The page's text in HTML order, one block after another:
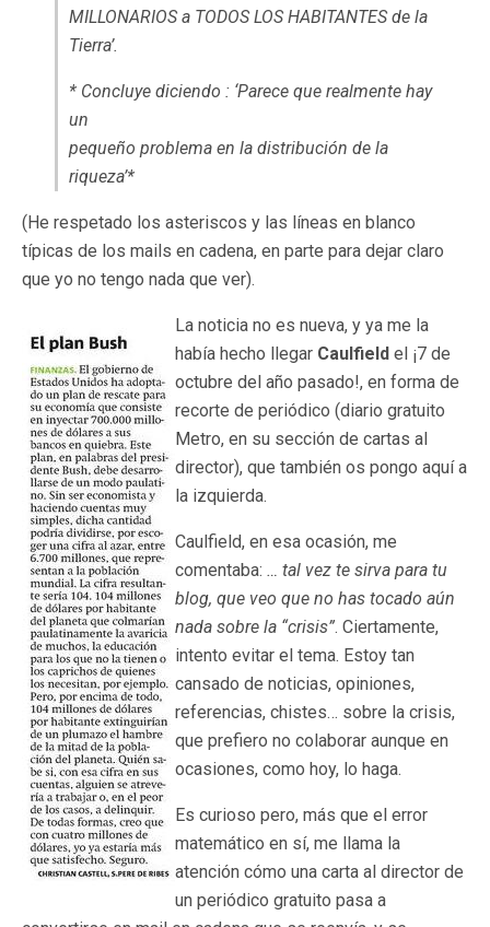
MILLONARIOS a TODOS LOS HABITANTES de la
Tierra’.
* Concluye diciendo : ‘Parece que realmente hay
un
pequeño problema en la distribución de la
riqueza’*
(He respetado los asteriscos y las líneas en blanco
típicas de los mails en cadena, en parte para dejar claro
que yo no tengo nada que ver).
La noticia no es nueva, y ya me la
había hecho llegar Caulfield el ¡7 de
octubre del año pasado!, en forma de
recorte de periódico (diario gratuito
Metro, en su sección de cartas al
director), que también os pongo aquí a
la izquierda.
Caulfield, en esa ocasión, me
comentaba: … tal vez te sirva para tu
blog, que veo que no has tocado aún
nada sobre la “crisis”. Ciertamente,
intento evitar el tema. Estoy tan
cansado de noticias, opiniones,
referencias, chistes… sobre la crisis,
que prefiero no colaborar aunque en
ocasiones, como hoy, lo haga.
Es curioso pero, más que el error
matemático en sí, me llama la
atención cómo una carta al director de
un periódico gratuito pasa a